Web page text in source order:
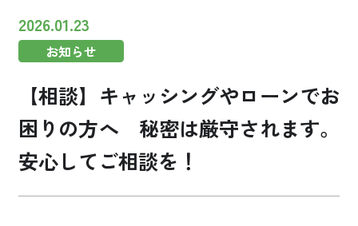
コープあいちについて
はじめての方へ
お買い物・サービス
2026.01.23
お知らせ
【相談】キャッシングやローンでお
困りの方へ 秘密は厳守されます。
安心してご相談を！